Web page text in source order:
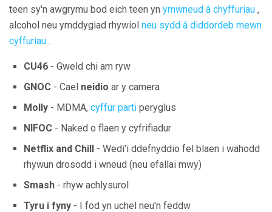
teen sy'n awgrymu bod eich teen yn ymwneud â chyffuriau ,
alcohol neu ymddygiad rhywiol neu sydd â diddordeb mewn
cyffuriau .
CU46 - Gweld chi am ryw
GNOC - Cael neidio ar y camera
Molly - MDMA, cyffur parti peryglus
NIFOC - Naked o flaen y cyfrifiadur
Netflix and Chill - Wedi'i ddefnyddio fel blaen i wahodd
rhywun drosodd i wneud (neu efallai mwy)
Smash - rhyw achlysurol
Tyru i fyny - I fod yn uchel neu'n feddw